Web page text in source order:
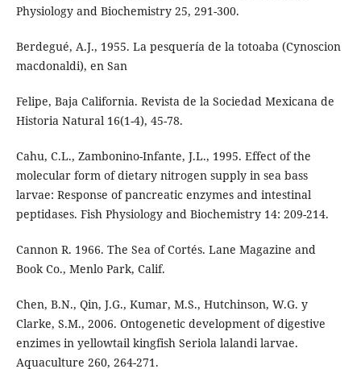
Physiology and Biochemistry 25, 291-300.
Berdegué, A.J., 1955. La pesquería de la totoaba (Cynoscion
macdonaldi), en San
Felipe, Baja California. Revista de la Sociedad Mexicana de
Historia Natural 16(1-4), 45-78.
Cahu, C.L., Zambonino-Infante, J.L., 1995. Effect of the
molecular form of dietary nitrogen supply in sea bass
larvae: Response of pancreatic enzymes and intestinal
peptidases. Fish Physiology and Biochemistry 14: 209-214.
Cannon R. 1966. The Sea of Cortés. Lane Magazine and
Book Co., Menlo Park, Calif.
Chen, B.N., Qin, J.G., Kumar, M.S., Hutchinson, W.G. y
Clarke, S.M., 2006. Ontogenetic development of digestive
enzimes in yellowtail kingfish Seriola lalandi larvae.
Aquaculture 260, 264-271.